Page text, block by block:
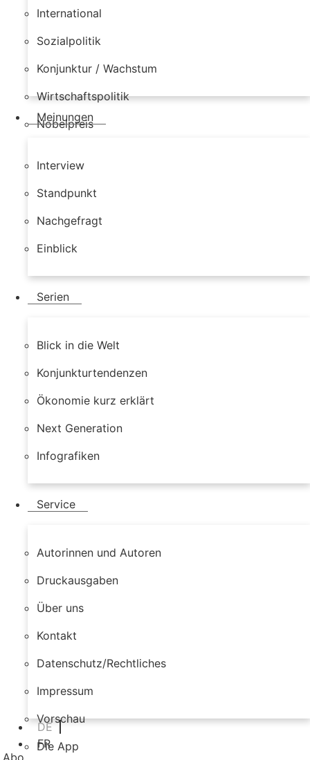
International
Sozialpolitik
Konjunktur / Wachstum
Wirtschaftspolitik
Nobelpreis
Meinungen
Interview
Standpunkt
Nachgefragt
Einblick
Serien
Blick in die Welt
Konjunkturtendenzen
Ökonomie kurz erklärt
Next Generation
Infografiken
Service
Autorinnen und Autoren
Druckausgaben
Über uns
Kontakt
Datenschutz/Rechtliches
Impressum
Vorschau
Die App
DE
FR